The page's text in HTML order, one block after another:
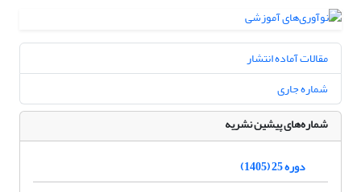
مقالات آماده انتشار
شماره جاری
شماره‌های پیشین نشریه
دوره 25 (1405)